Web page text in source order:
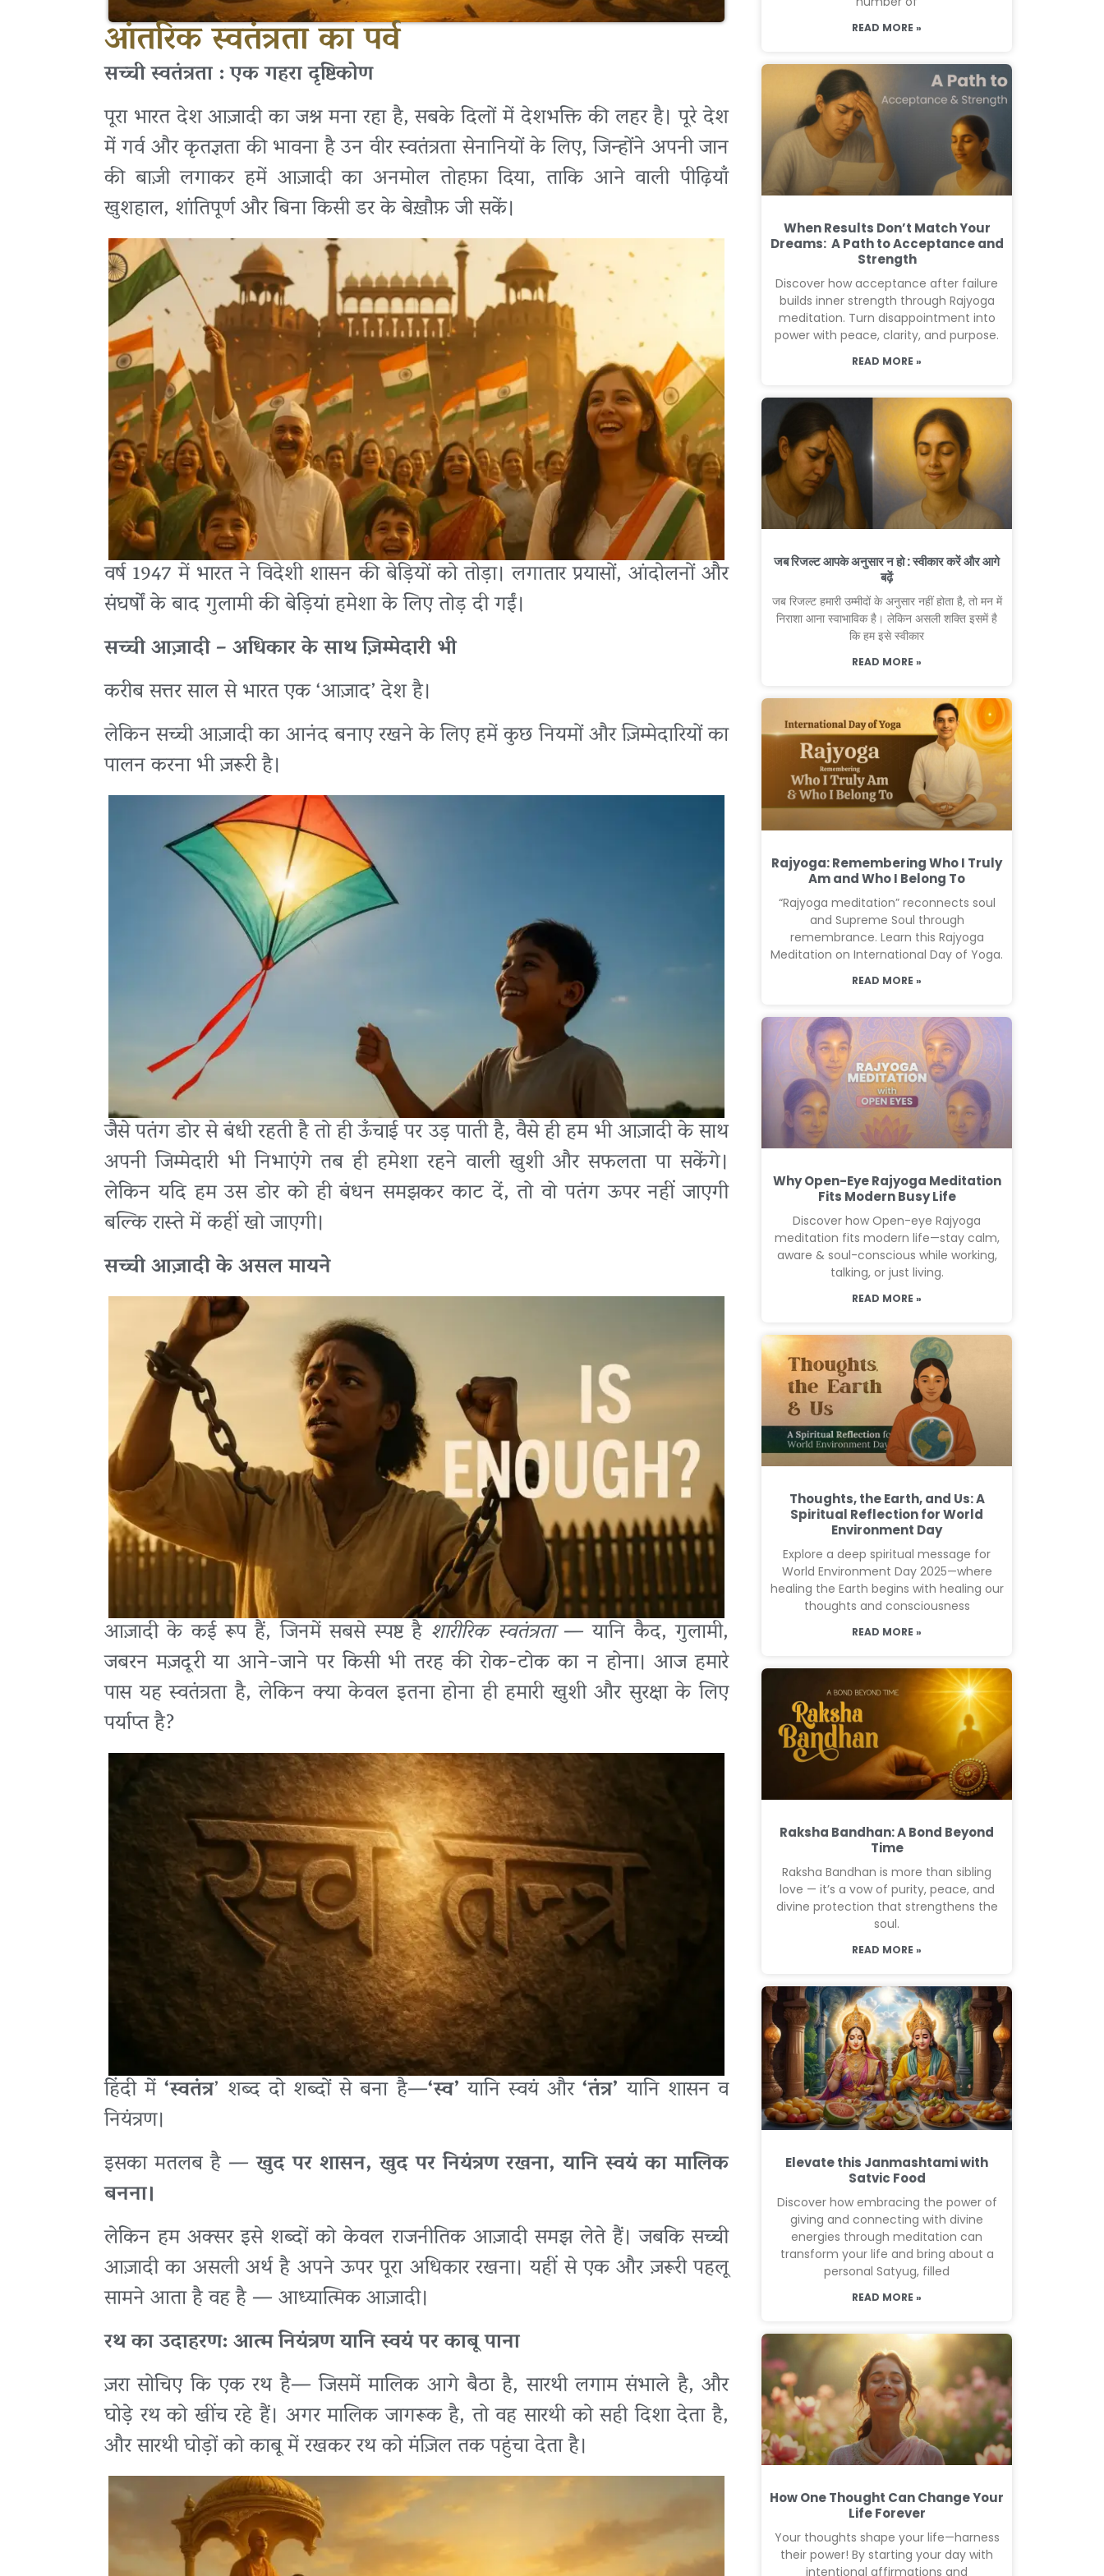
आंतरिक स्वतंत्रता का पर्व
सच्ची स्वतंत्रता : एक गहरा दृष्टिकोण
पूरा भारत देश आज़ादी का जश्न मना रहा है, सबके दिलों में देशभक्ति की लहर है। पूरे देश
में गर्व और कृतज्ञता की भावना है उन वीर स्वतंत्रता सेनानियों के लिए, जिन्होंने अपनी जान
की बाज़ी लगाकर हमें आज़ादी का अनमोल तोहफ़ा दिया, ताकि आने वाली पीढ़ियाँ
खुशहाल, शांतिपूर्ण और बिना किसी डर के बेख़ौफ़ जी सकें।
वर्ष 1947 में भारत ने विदेशी शासन की बेड़ियों को तोड़ा। लगातार प्रयासों, आंदोलनों और
संघर्षों के बाद गुलामी की बेड़ियां हमेशा के लिए तोड़ दी गईं।
सच्ची आज़ादी – अधिकार के साथ ज़िम्मेदारी भी
करीब सत्तर साल से भारत एक ‘आज़ाद’ देश है।
लेकिन सच्ची आज़ादी का आनंद बनाए रखने के लिए हमें कुछ नियमों और ज़िम्मेदारियों का
पालन करना भी ज़रूरी है।
जैसे पतंग डोर से बंधी रहती है तो ही ऊँचाई पर उड़ पाती है, वैसे ही हम भी आज़ादी के साथ
अपनी जिम्मेदारी भी निभाएंगे तब ही हमेशा रहने वाली खुशी और सफलता पा सकेंगे।
लेकिन यदि हम उस डोर को ही बंधन समझकर काट दें, तो वो पतंग ऊपर नहीं जाएगी
बल्कि रास्ते में कहीं खो जाएगी।
सच्ची आज़ादी के असल मायने
आज़ादी के कई रूप हैं, जिनमें सबसे स्पष्ट हैशारीरिक स्वतंत्रता— यानि कैद, गुलामी,
जबरन मज़दूरी या आने-जाने पर किसी भी तरह की रोक-टोक का न होना। आज हमारे
पास यह स्वतंत्रता है, लेकिन क्या केवल इतना होना ही हमारी खुशी और सुरक्षा के लिए
पर्याप्त है?
हिंदी में‘स्वतंत्र’ शब्द दो शब्दों से बना है—‘स्व’ यानि स्वयं और‘तंत्र’ यानि शासन व
नियंत्रण।
इसका मतलब है —खुद पर शासन, खुद पर नियंत्रण रखना, यानि स्वयं का मालिक
बनना।
लेकिन हम अक्सर इसे शब्दों को केवल राजनीतिक आज़ादी समझ लेते हैं। जबकि सच्ची
आज़ादी का असली अर्थ है अपने ऊपर पूरा अधिकार रखना। यहीं से एक और ज़रूरी पहलू
सामने आता है वह है — आध्यात्मिक आज़ादी।
रथ का उदाहरण: आत्म नियंत्रण यानि स्वयं पर काबू पाना
ज़रा सोचिए कि एक रथ है— जिसमें मालिक आगे बैठा है, सारथी लगाम संभाले है, और
घोड़े रथ को खींच रहे हैं। अगर मालिक जागरूक है, तो वह सारथी को सही दिशा देता है,
और सारथी घोड़ों को काबू में रखकर रथ को मंज़िल तक पहुंचा देता है।
READ MORE »
When Results Don’t Match Your
Dreams: A Path to Acceptance and
Strength
Discover how acceptance after failure
builds inner strength through Rajyoga
meditation. Turn disappointment into
power with peace, clarity, and purpose.
READ MORE »
जब रिजल्ट आपके अनुसार न हो : स्वीकार करें और आगे
बढ़ें
जब रिजल्ट हमारी उम्मीदों के अनुसार नहीं होता है, तो मन में
निराशा आना स्वाभाविक है। लेकिन असली शक्ति इसमें है
कि हम इसे स्वीकार
READ MORE »
Rajyoga: Remembering Who I Truly
Am and Who I Belong To
“Rajyoga meditation” reconnects soul
and Supreme Soul through
remembrance. Learn this Rajyoga
Meditation on International Day of Yoga.
READ MORE »
Why Open-Eye Rajyoga Meditation
Fits Modern Busy Life
Discover how Open-eye Rajyoga
meditation fits modern life—stay calm,
aware & soul-conscious while working,
talking, or just living.
READ MORE »
Thoughts, the Earth, and Us: A
Spiritual Reflection for World
Environment Day
Explore a deep spiritual message for
World Environment Day 2025—where
healing the Earth begins with healing our
thoughts and consciousness
READ MORE »
Raksha Bandhan: A Bond Beyond
Time
Raksha Bandhan is more than sibling
love — it’s a vow of purity, peace, and
divine protection that strengthens the
soul.
READ MORE »
Elevate this Janmashtami with
Satvic Food
Discover how embracing the power of
giving and connecting with divine
energies through meditation can
transform your life and bring about a
personal Satyug, filled
READ MORE »
How One Thought Can Change Your
Life Forever
Your thoughts shape your life—harness
their power! By starting your day with
intentional affirmations and